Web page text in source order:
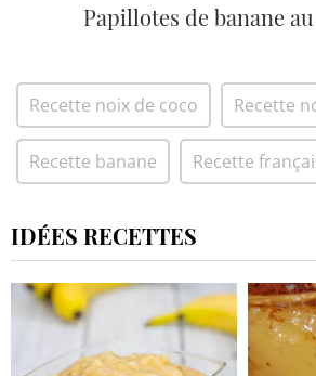
Papillotes de banane
Recette noix de coco Recette
Recette banane Recette
IDÉES RECETTES